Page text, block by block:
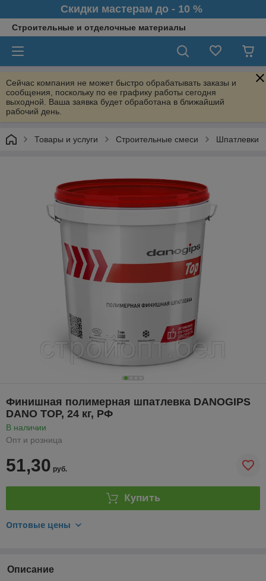
Скидки мастерам до - 10 %
Строительные и отделочные материалы
Сейчас компания не может быстро обрабатывать заказы и
сообщения, поскольку по ее графику работы сегодня
выходной. Ваша заявка будет обработана в ближайший
рабочий день.
Товары и услуги Строительные смеси Шпатлевки
Финишная полимерная шпатлевка DANOGIPS
DANO TOP, 24 кг, РФ
В наличии
Опт и розница
51,30 руб.
Купить
Оптовые цены
Описание